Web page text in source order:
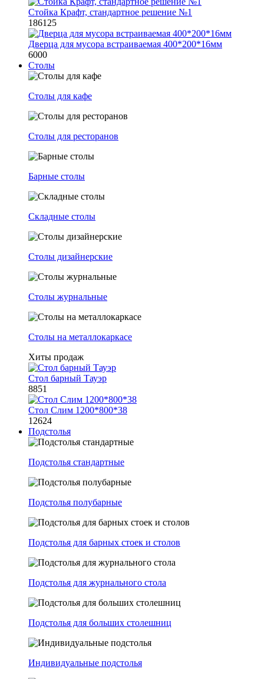
Стойка Крафт, стандартное решение №1
186125
Дверца для мусора встраиваемая 400*200*16мм
6000
Столы
Столы для кафе
Столы для ресторанов
Барные столы
Складные столы
Столы дизайнерские
Столы журнальные
Столы на металлокаркасе
Хиты продаж
Стол барный Тауэр
8851
Стол Слим 1200*800*38
12624
Подстолья
Подстолья стандартные
Подстолья полубарные
Подстолья для барных стоек и столов
Подстолья для журнального стола
Подстолья для больших столешниц
Индивидуальные подстолья